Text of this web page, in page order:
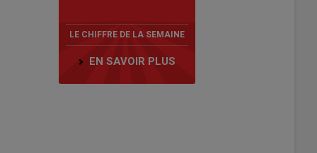
LE CHIFFRE DE LA SEMAINE
EN SAVOIR PLUS